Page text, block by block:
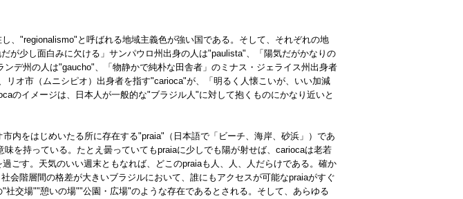
、"regionalismo"と呼ばれる地域主義色が強い国である。そして、それぞれの地
が少し面白みに欠ける」サンパウロ州出身の人は"paulista"、「陽気だがかなりの
デ州の人は"gaucho"、「物静かで純朴な田舎者」のミナス・ジェライス州出身者
オ市（ムニシピオ）出身者を指す"carioca"が、「明るく人懐こいが、いい加減
のイメージは、日本人が一般的な"ブラジル人"に対して抱くものにかなり近いと
内をはじめいたる所に存在する"praia"（日本語で「ビーチ、海岸、砂浜」）であ
を持っている。たとえ曇っていてもpraiaに少しでも陽が射せば、cariocaは老若
ごす。天気のいい週末ともなれば、どこのpraiaも人、人、人だらけである。確か
会階層間の格差が大きいブラジルにおいて、誰にもアクセスが可能なpraiaがすぐ
交場""憩いの場""公園・広場"のような存在であるとされる。そして、あらゆる